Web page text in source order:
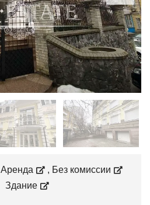
Аренда , Без комиссии
Здание